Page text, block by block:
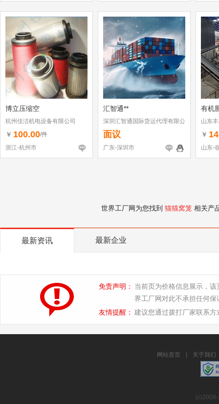
博立压缩空
杭州佳洁机电设备有限公司
￥ 100.00/件
浙江-杭州市
汇智通**
深圳汇智通国际货运代理有限公
司
面议
广东-深圳市
有机
山东
￥
山东-
世界工厂网为您找到 猫猫窝笼 相关产
最新资讯 最新企业
免责声明：
当前页为价格信息展示，
界工厂网对此不承担任何保
友情提醒： 建议您通过拨打厂家联系
网站首页 关于我们